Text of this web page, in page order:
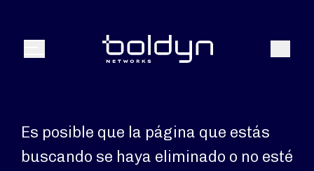
Menú Buscar
Es posible que la página que estás
buscando se haya eliminado o no esté